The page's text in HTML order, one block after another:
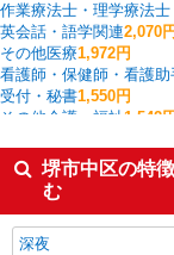
作業療法士・理学療法
英会話・語学関連2,070円
その他医療1,972円
看護師・保健師・看護
受付・秘書1,550円
その他介護・福祉 1,542
板金・塗装・溶接1,503
幼稚園教諭
1,500円
フォークリフト
堺市中区の他の職種の
堺市中区の特
む
深夜